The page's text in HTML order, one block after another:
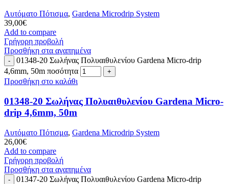
Αυτόματο Πότισμα, Gardena Microdrip System
39,00€
Add to compare
Γρήγορη προβολή
Προσθήκη στα αγαπημένα
01348-20 Σωλήνας Πολυαιθυλενίου Gardena Micro-drip
4,6mm, 50m ποσότητα
Προσθήκη στο καλάθι
01348-20 Σωλήνας Πολυαιθυλενίου Gardena Micro-
drip 4,6mm, 50m
Αυτόματο Πότισμα, Gardena Microdrip System
26,00€
Add to compare
Γρήγορη προβολή
Προσθήκη στα αγαπημένα
01347-20 Σωλήνας Πολυαιθυλενίου Gardena Micro-drip